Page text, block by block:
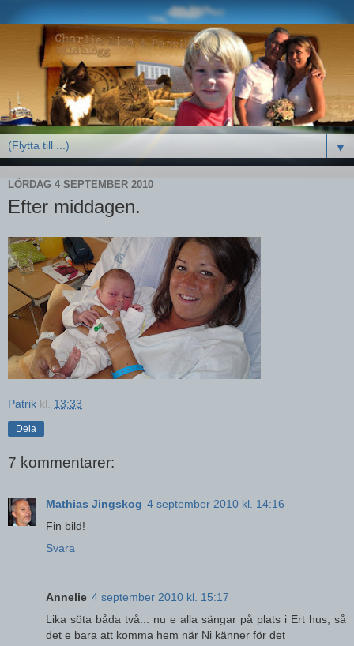
▼
LÖRDAG 4 SEPTEMBER 2010
Efter middagen.
Patrik kl. 13:33
Dela
7 kommentarer:
Mathias Jingskog 4 september 2010 kl. 14:16
Fin bild!
Svara
Annelie 4 september 2010 kl. 15:17
Lika söta båda två... nu e alla sängar på plats i Ert hus, så
det e bara att komma hem när Ni känner för det